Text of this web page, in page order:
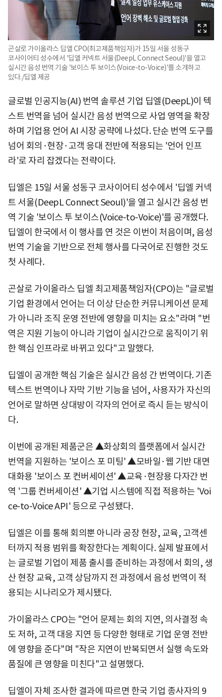
곤살로 가이올라스 딥엘 CPO(최고제품책임자)가 15일 서울 성동구
코사이어티 성수에서 '딥엘 커넥트 서울(DeepL Connect Seoul)'을 열고
실시간 음성 번역 기술 '보이스 투 보이스(Voice-to-Voice)'를 소개하고
있다./딥엘 제공
글로벌 인공지능(AI) 번역 솔루션 기업 딥엘(DeepL)이 텍
스트 번역을 넘어 실시간 음성 번역으로 사업 영역을 확장
하며 기업용 언어 AI 시장 공략에 나섰다. 단순 번역 도구를
넘어 회의·현장·고객 응대 전반에 적용되는 '언어 인프
라'로 자리 잡겠다는 전략이다.
딥엘은 15일 서울 성동구 코사이어티 성수에서 '딥엘 커넥
트 서울(DeepL Connect Seoul)'을 열고 실시간 음성 번
역 기술 '보이스 투 보이스(Voice-to-Voice)'를 공개했다.
딥엘이 한국에서 이 행사를 연 것은 이번이 처음이며, 음성
번역 기술을 기반으로 전체 행사를 다국어로 진행한 것도
첫 사례다.
곤살로 가이올라스 딥엘 최고제품책임자(CPO)는 "글로벌
기업 환경에서 언어는 더 이상 단순한 커뮤니케이션 문제
가 아니라 조직 운영 전반에 영향을 미치는 요소"라며 "번
역은 지원 기능이 아니라 기업이 실시간으로 움직이기 위
한 핵심 인프라로 바뀌고 있다"고 말했다.
딥엘이 공개한 핵심 기술은 실시간 음성 간 번역이다. 기존
텍스트 번역이나 자막 기반 기능을 넘어, 사용자가 자신의
언어로 말하면 상대방이 각자의 언어로 즉시 듣는 방식이
다.
이번에 공개된 제품군은 ▲화상회의 플랫폼에서 실시간
번역을 지원하는 '보이스 포 미팅' ▲모바일·웹 기반 대면
대화용 '보이스 포 컨버세이션' ▲교육·현장용 다자간 번
역 '그룹 컨버세이션' ▲기업 시스템에 직접 적용하는 'Voi
ce-to-Voice API' 등으로 구성됐다.
딥엘은 이를 통해 회의뿐 아니라 공장 현장, 교육, 고객센
터까지 적용 범위를 확장한다는 계획이다. 실제 발표에서
는 글로벌 기업이 제품 출시를 준비하는 과정에서 회의, 생
산 현장 교육, 고객 상담까지 전 과정에서 음성 번역이 적
용되는 시나리오가 제시됐다.
가이올라스 CPO는 "언어 문제는 회의 지연, 의사결정 속
도 저하, 고객 대응 지연 등 다양한 형태로 기업 운영 전반
에 영향을 준다"며 "작은 지연이 반복되면서 실행 속도와
품질에 큰 영향을 미친다"고 설명했다.
딥엘이 자체 조사한 결과에 따르면 한국 기업 종사자의 9